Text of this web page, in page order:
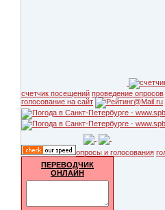
счетчик посещений проведение опросов
голосование на сайт
опросы и голосования
ПЕРЕВОДЧИК
ОНЛАЙН